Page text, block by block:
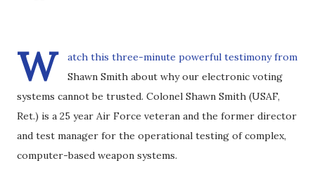
W
atch this three-minute powerful testimony from
Shawn Smith about why our electronic voting
systems cannot be trusted. Colonel Shawn Smith (USAF,
Ret.) is a 25 year Air Force veteran and the former director
and test manager for the operational testing of complex,
computer-based weapon systems.